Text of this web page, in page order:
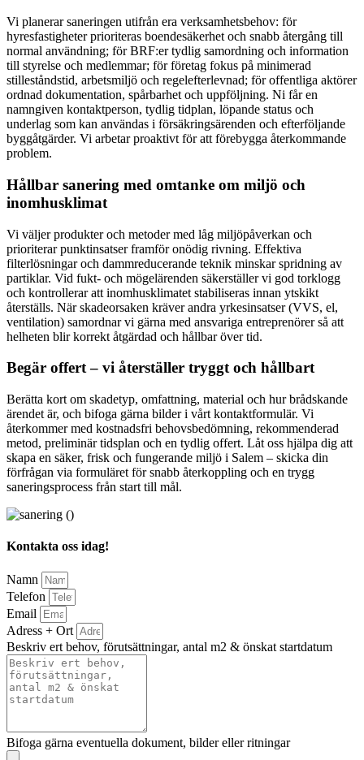
Vi planerar saneringen utifrån era verksamhetsbehov: för
hyresfastigheter prioriteras boendesäkerhet och snabb återgång till
normal användning; för BRF:er tydlig samordning och information
till styrelse och medlemmar; för företag fokus på minimerad
stilleståndstid, arbetsmiljö och regelefterlevnad; för offentliga aktörer
ordnad dokumentation, spårbarhet och uppföljning. Ni får en
namngiven kontaktperson, tydlig tidplan, löpande status och
underlag som kan användas i försäkringsärenden och efterföljande
byggåtgärder. Vi arbetar proaktivt för att förebygga återkommande
problem.
Hållbar sanering med omtanke om miljö och
inomhusklimat
Vi väljer produkter och metoder med låg miljöpåverkan och
prioriterar punktinsatser framför onödig rivning. Effektiva
filterlösningar och dammreducerande teknik minskar spridning av
partiklar. Vid fukt- och mögelärenden säkerställer vi god torklogg
och kontrollerar att inomhusklimatet stabiliseras innan ytskikt
återställs. När skadeorsaken kräver andra yrkesinsatser (VVS, el,
ventilation) samordnar vi gärna med ansvariga entreprenörer så att
helheten blir korrekt åtgärdad och hållbar över tid.
Begär offert – vi återställer tryggt och hållbart
Berätta kort om skadetyp, omfattning, material och hur brådskande
ärendet är, och bifoga gärna bilder i vårt kontaktformulär. Vi
återkommer med kostnadsfri behovsbedömning, rekommenderad
metod, preliminär tidsplan och en tydlig offert. Låt oss hjälpa dig att
skapa en säker, frisk och fungerande miljö i Salem – skicka din
förfrågan via formuläret för snabb återkoppling och en trygg
saneringsprocess från start till mål.
Kontakta oss idag!
Namn
Telefon
Email
Adress + Ort
Beskriv ert behov, förutsättningar, antal m2 & önskat startdatum
Bifoga gärna eventuella dokument, bilder eller ritningar